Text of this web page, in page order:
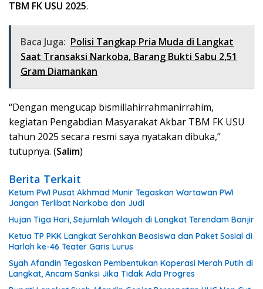
TBM FK USU 2025.
Baca Juga: Polisi Tangkap Pria Muda di Langkat
Saat Transaksi Narkoba, Barang Bukti Sabu 2,51
Gram Diamankan
“Dengan mengucap bismillahirrahmanirrahim,
kegiatan Pengabdian Masyarakat Akbar TBM FK USU
tahun 2025 secara resmi saya nyatakan dibuka,”
tutupnya. (Salim)
Berita Terkait
Ketum PWI Pusat Akhmad Munir Tegaskan Wartawan PWI
Jangan Terlibat Narkoba dan Judi
Hujan Tiga Hari, Sejumlah Wilayah di Langkat Terendam Banjir
Ketua TP PKK Langkat Serahkan Beasiswa dan Paket Sosial di
Harlah ke-46 Teater Garis Lurus
Syah Afandin Tegaskan Pembentukan Koperasi Merah Putih di
Langkat, Ancam Sanksi Jika Tidak Ada Progres